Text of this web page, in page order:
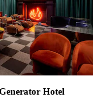
Hotel